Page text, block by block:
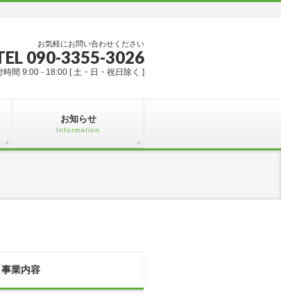
お気軽にお問い合わせください
090-3355-3026
時間 9:00 - 18:00 [ 土・日・祝日除く ]
お知らせ
Information
事業内容